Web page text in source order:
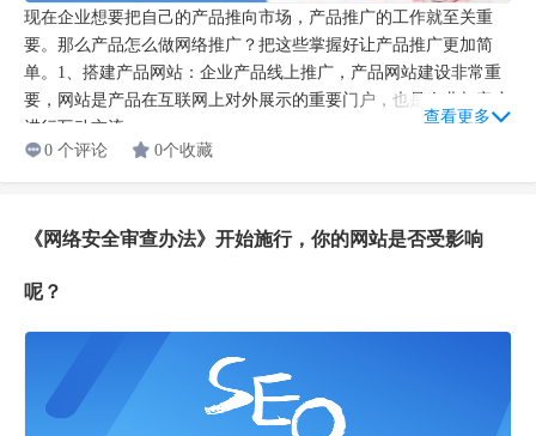
现在企业想要把自己的产品推向市场，产品推广的工作就至关重
要。那么产品怎么做网络推广？把这些掌握好让产品推广更加简
单。1、搭建产品网站：企业产品线上推广，产品网站建设非常重
要，网站是产品在互联网上对外展示的重要门户，也是企业与客户
进行互动交流...
查看更多
0 个评论
0个收藏
《网络安全审查办法》开始施行，你的网站是否受影响
呢？